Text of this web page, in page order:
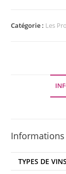
Catégorie : Les
TYPES DE VINS